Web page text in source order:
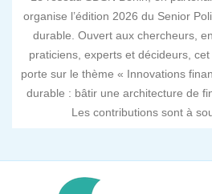
organise l’édition 2026 du Senior
durable. Ouvert aux chercheurs,
praticiens, experts et décideurs,
porte sur le thème « Innovations
durable : bâtir une architecture de
Les contributions sont à